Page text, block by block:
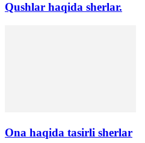
Qushlar haqida sherlar.
Ona haqida tasirli sherlar